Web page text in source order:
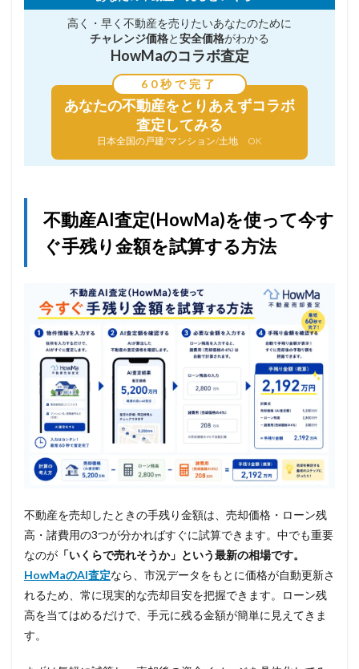
高く・早く不動産を売りたいあなたのために
チャレンジ価格と安全価格がわかる
HowMaのコラボ査定
60秒で完了
あなたの不動産をとりあえずコラボ
査定してみる
日本全国の戸建/マンション/土地 OK
不動産AI査定(HowMa)を使って今す
ぐ手残り金額を試算する方法
不動産を売却したときの手残り金額は、売却価格・ローン残
高・諸費用の3つが分かればすぐに試算できます。中でも重要
なのが 「いくらで売れそうか」という最新の相場です。
HowMaのAI査定なら、市況データをもとに価格が自動更新さ
れるため、常に現実的な売却目安を把握できます。ローン残
高を当てはめるだけで、手元に残る金額が簡単に見えてきま
す。